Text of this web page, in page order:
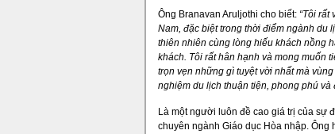
Ông Branavan Aruljothi cho biết: “Tôi rất
Nam, đặc biệt trong thời điểm ngành du
thiên nhiên cùng lòng hiếu khách nồng
khách. Tôi rất hân hạnh và mong muốn
trọn vẹn những gì tuyệt vời nhất mà
nghiệm du lịch thuận tiện, phong phú và
Là một người luôn đề cao giá trị của sự
chuyên ngành Giáo dục Hòa nhập.